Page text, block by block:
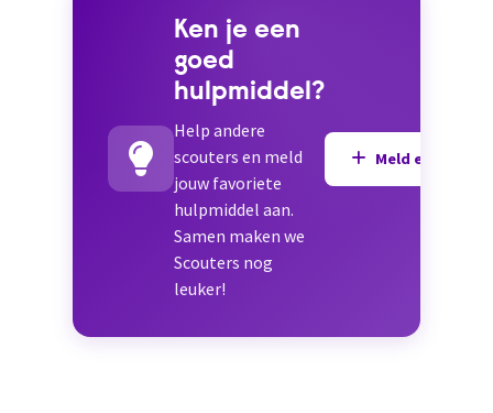
Ken je een
goed
hulpmiddel?
Help andere
scouters en meld
jouw favoriete
hulpmiddel aan.
Samen maken we
Scouters nog
leuker!
Meld een